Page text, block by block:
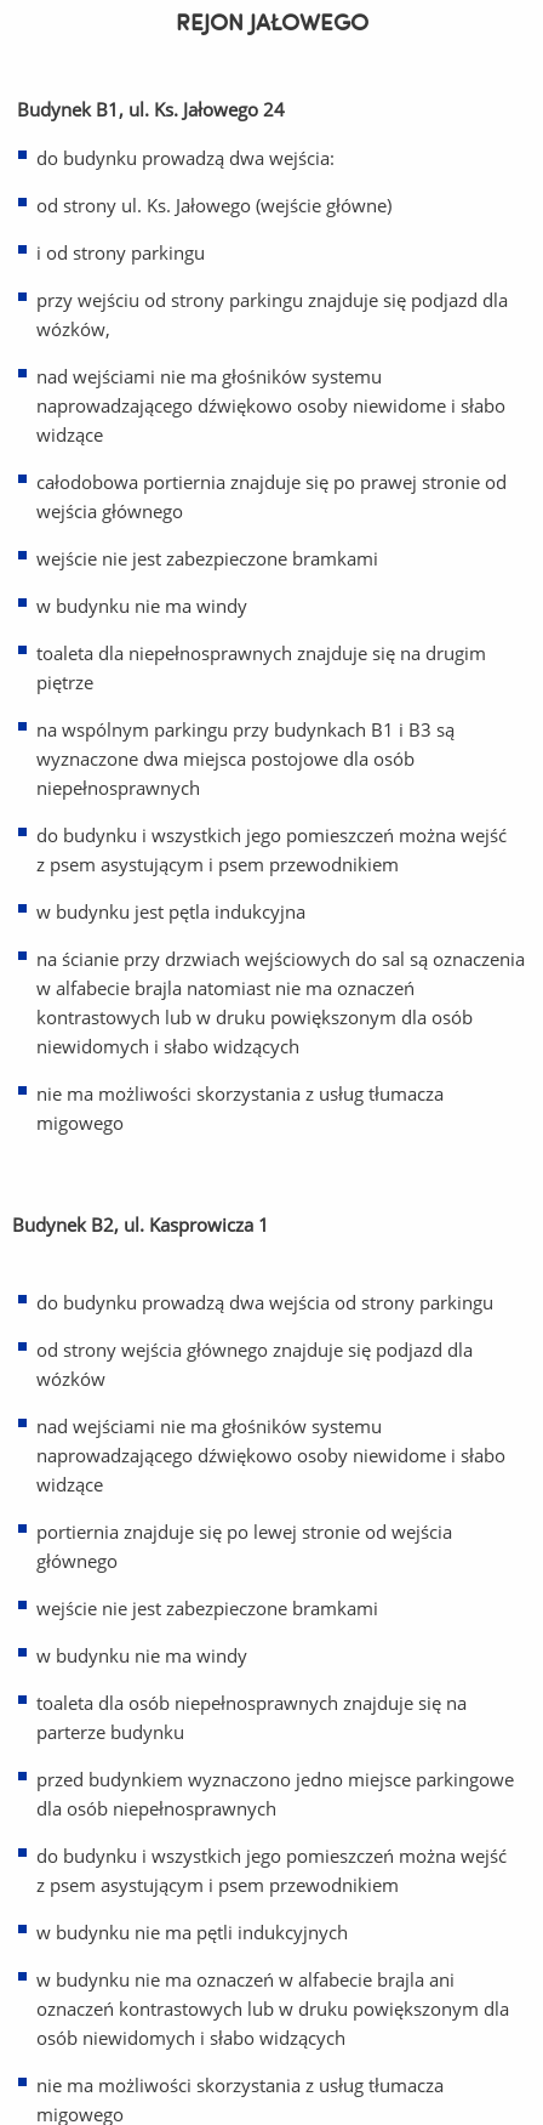
REJON JAŁOWEGO
Budynek B1, ul. Ks. Jałowego 24
do budynku prowadzą dwa wejścia:
od strony ul. Ks. Jałowego (wejście główne)
i od strony parkingu
przy wejściu od strony parkingu znajduje się podjazd dla
wózków,
nad wejściami nie ma głośników systemu
naprowadzającego dźwiękowo osoby niewidome i słabo
widzące
całodobowa portiernia znajduje się po prawej stronie od
wejścia głównego
wejście nie jest zabezpieczone bramkami
w budynku nie ma windy
toaleta dla niepełnosprawnych znajduje się na drugim
piętrze
na wspólnym parkingu przy budynkach B1 i B3 są
wyznaczone dwa miejsca postojowe dla osób
niepełnosprawnych
do budynku i wszystkich jego pomieszczeń można wejść
z psem asystującym i psem przewodnikiem
w budynku jest pętla indukcyjna
na ścianie przy drzwiach wejściowych do sal są oznaczenia
w alfabecie brajla natomiast nie ma oznaczeń
kontrastowych lub w druku powiększonym dla osób
niewidomych i słabo widzących
nie ma możliwości skorzystania z usług tłumacza
migowego
Budynek B2, ul. Kasprowicza 1
do budynku prowadzą dwa wejścia od strony parkingu
od strony wejścia głównego znajduje się podjazd dla
wózków
nad wejściami nie ma głośników systemu
naprowadzającego dźwiękowo osoby niewidome i słabo
widzące
portiernia znajduje się po lewej stronie od wejścia
głównego
wejście nie jest zabezpieczone bramkami
w budynku nie ma windy
toaleta dla osób niepełnosprawnych znajduje się na
parterze budynku
przed budynkiem wyznaczono jedno miejsce parkingowe
dla osób niepełnosprawnych
do budynku i wszystkich jego pomieszczeń można wejść
z psem asystującym i psem przewodnikiem
w budynku nie ma pętli indukcyjnych
w budynku nie ma oznaczeń w alfabecie brajla ani
oznaczeń kontrastowych lub w druku powiększonym dla
osób niewidomych i słabo widzących
nie ma możliwości skorzystania z usług tłumacza
migowego